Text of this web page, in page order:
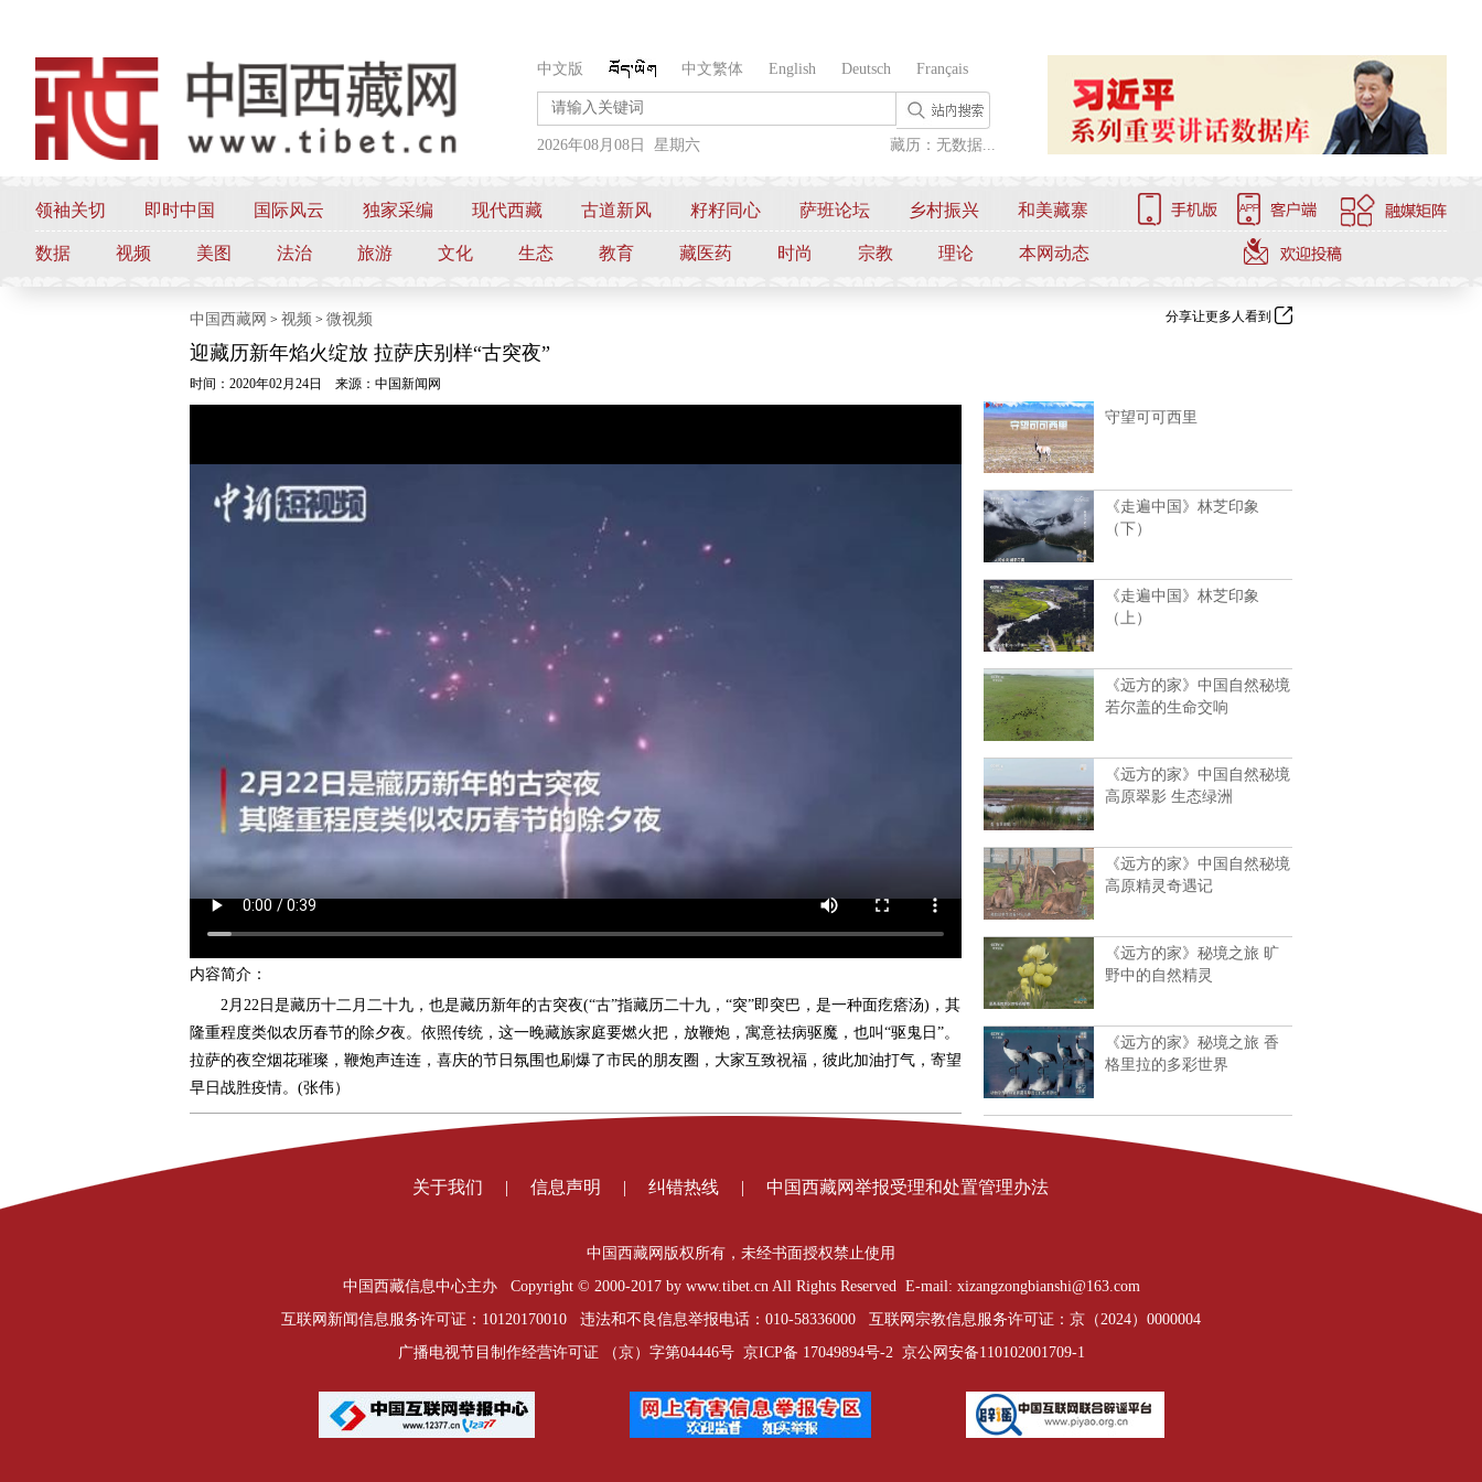
中文版 中文繁体 English Deutsch Français
2026年08月08日 星期六 藏历：无数据...
领袖关切 即时中国 国际风云 独家采编 现代西藏 古道新风 籽籽同心 萨班论坛 乡村振兴 和美藏寨
数据 视频 美图 法治 旅游 文化 生态 教育 藏医药 时尚 宗教 理论 本网动态
中国西藏网 > 视频 > 微视频 分享让更多人看到
迎藏历新年焰火绽放 拉萨庆别样“古突夜”
时间：2020年02月24日 来源：中国新闻网
内容简介：
2月22日是藏历十二月二十九，也是藏历新年的古突夜(“古”指藏历二十九，“突”即突巴，是一种面疙瘩汤)，其
隆重程度类似农历春节的除夕夜。依照传统，这一晚藏族家庭要燃火把，放鞭炮，寓意祛病驱魔，也叫“驱鬼日”。
拉萨的夜空烟花璀璨，鞭炮声连连，喜庆的节日氛围也刷爆了市民的朋友圈，大家互致祝福，彼此加油打气，寄望
早日战胜疫情。(张伟）
守望可可西里
《走遍中国》林芝印象
（下）
《走遍中国》林芝印象
（上）
《远方的家》中国自然秘境
若尔盖的生命交响
《远方的家》中国自然秘境
高原翠影 生态绿洲
《远方的家》中国自然秘境
高原精灵奇遇记
《远方的家》秘境之旅 旷
野中的自然精灵
《远方的家》秘境之旅 香
格里拉的多彩世界
关于我们 | 信息声明 | 纠错热线 | 中国西藏网举报受理和处置管理办法
中国西藏网版权所有，未经书面授权禁止使用
中国西藏信息中心主办 Copyright © 2000-2017 by www.tibet.cn All Rights Reserved E-mail: xizangzongbianshi@163.com
互联网新闻信息服务许可证：10120170010 违法和不良信息举报电话：010-58336000 互联网宗教信息服务许可证：京（2024）0000004
广播电视节目制作经营许可证 （京）字第04446号 京ICP备 17049894号-2京公网安备110102001709-1